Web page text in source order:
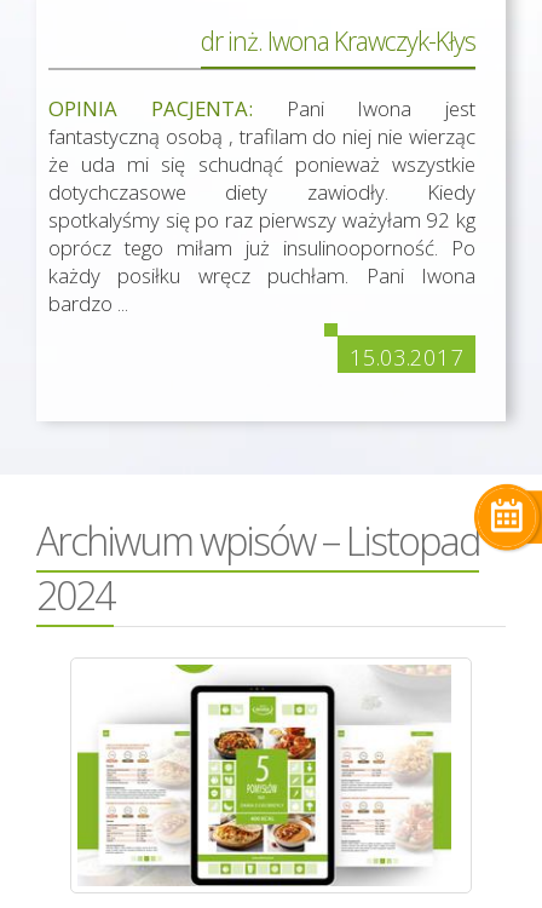
dr inż. Iwona Krawczyk-Kłys
OPINIA PACJENTA: Pani Iwona jest
fantastyczną osobą , trafilam do niej nie wierząc
że uda mi się schudnąć ponieważ wszystkie
dotychczasowe diety zawiodły. Kiedy
spotkalyśmy się po raz pierwszy ważyłam 92 kg
oprócz tego miłam już insulinooporność. Po
każdy posiłku wręcz puchłam. Pani Iwona
bardzo ...
15.03.2017
Archiwum wpisów – Listopad
2024